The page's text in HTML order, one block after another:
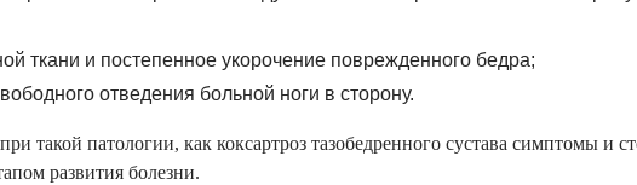
ткани и постепенное укорочение поврежденного бедра;
отведения больной ноги в сторону.
такой патологии, как коксартроз тазобедренного сустава симптомы и
развития болезни.